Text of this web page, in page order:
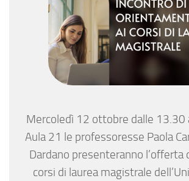
Mercoledì 12 ottobre dalle 13.30
Aula 21 le professoresse Paola
Dardano presenteranno l’offerta
corsi di laurea magistrale